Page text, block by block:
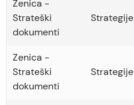
Zenica -
Strateški
dokumenti
Strategije
Zenica -
Strateški
dokumenti
Strategije